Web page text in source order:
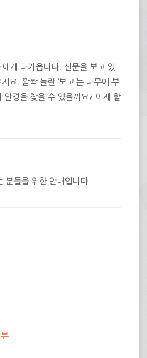
에게 다가옵니다. 신문을 보고 있
요. 깜짝 놀란 ‘보고’는 나무에 부
안경을 찾을 수 있을까요? 이제 할
분들을 위한 안내입니다